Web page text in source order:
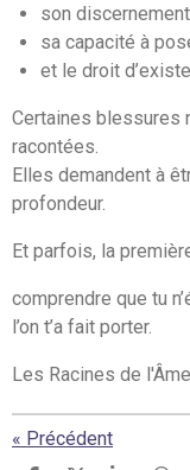
son
sa capacité à
et le droit
Certaines blessures
racontées.
Elles demandent à
profondeur.
Et parfois, la
comprendre que tu
l’on t’a fait porter.
Les Racines de l'Âme
« Précédent